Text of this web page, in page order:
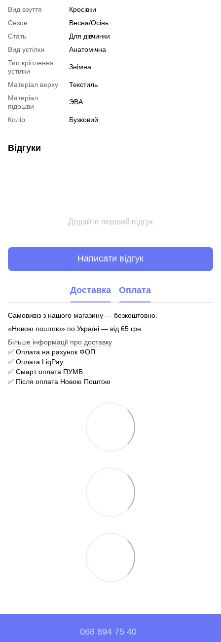
Вид взуття
Кросівки
Сезон
Весна/Осінь
Стать
Для дівчинки
Вид устілки
Анатомічна
Тип кріплення
устілки
Знімна
Матеріал верху
Текстиль
Матеріал
підошви
ЭВА
Колір Бузковий
Відгуки
Додайте перший відгук
Написати відгук
Доставка Оплата
Самовивіз з нашого магазину — безкоштовно.
«Новою поштою» по Україні — від 65 грн.
Більше інформації про доставку
✅ Оплата на рахунок ФОП
✅ Оплата LiqPay
✅ Смарт оплата ПУМБ
✅ Після оплата Новою Поштою
068 894 75 40